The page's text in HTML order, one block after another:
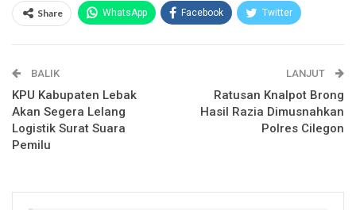
Share WhatsApp Facebook Twitter
Telegram
BALIK
KPU Kabupaten Lebak
Akan Segera Lelang
Logistik Surat Suara
Pemilu
LANJUT
Ratusan Knalpot Brong
Hasil Razia Dimusnahkan
Polres Cilegon